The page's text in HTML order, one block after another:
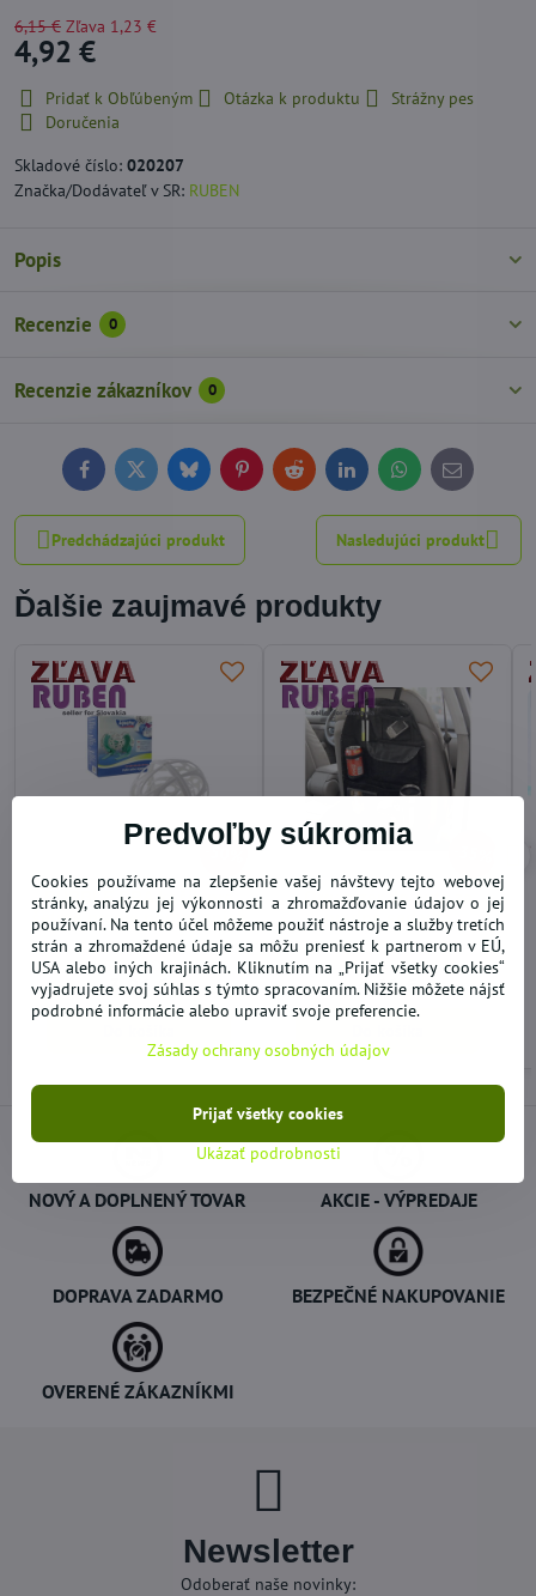
6,15 € Zľava 1,23 €
4,92 €
Pridať k Obľúbeným Otázka k produktu
Strážny pes
Doručenia
Skladové číslo: 020207
Značka/Dodávateľ v SR: RUBEN
Popis
Recenzie 0
Recenzie zákazníkov 0
FacebookTwitterBlueskyPinterestReddit LinkedInWhatsApp
E-
mail
Predchádzajúci produkt Nasledujúci produkt
Ďalšie zaujmavé produkty
BUBBLE BRA košík pre
šetrné pranie podprseniek
SKLADOM
3,06 €
Organizér do auta za
predné sedadlo
SKLADOM
4,61 €
NOVÝ A DOPLNENÝ TOVAR AKCIE - VÝPREDAJE
DOPRAVA ZADARMO BEZPEČNÉ NAKUPOVANIE
OVERENÉ ZÁKAZNÍKMI
Newsletter
Odoberať naše novinky:
Predvoľby súkromia
Cookies používame na zlepšenie vašej návštevy tejto webovej
stránky, analýzu jej výkonnosti a zhromažďovanie údajov o jej
používaní. Na tento účel môžeme použiť nástroje a služby tretích
strán a zhromaždené údaje sa môžu preniesť k partnerom v EÚ,
USA alebo iných krajinách. Kliknutím na „Prijať všetky cookies“
vyjadrujete svoj súhlas s týmto spracovaním. Nižšie môžete nájsť
podrobné informácie alebo upraviť svoje preferencie.
Zásady ochrany osobných údajov
Ukázať podrobnosti
Prijať všetky cookies